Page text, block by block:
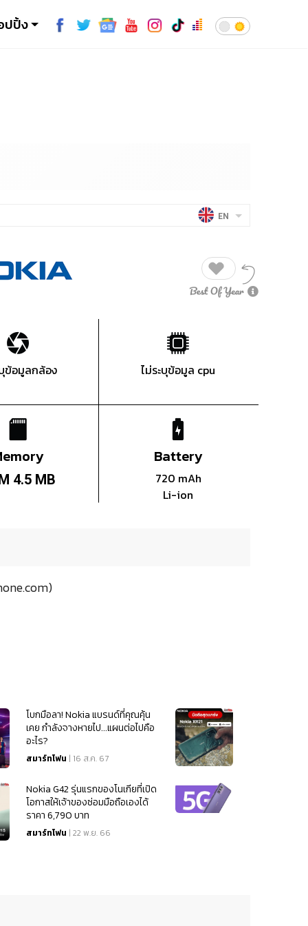
ปปิ้ง
EN
ข้อมูลกล้อง ไม่ระบุข้อมูล cpu
4.5 MB
Battery
720 mAh
Li-ion
โบกมือลา! Nokia แบรนด์ที่คุณคุ้น
เคย กำลังจางหายไป...แผนต่อไปคือ
อะไร?
สมาร์ทโฟน | 16 ส.ค. 67
Nokia G42 รุ่นแรกของโนเกียที่เปิด
โอกาสให้เจ้าของซ่อมมือถือเองได้
ราคา 6,790 บาท
สมาร์ทโฟน | 22 พ.ย. 66